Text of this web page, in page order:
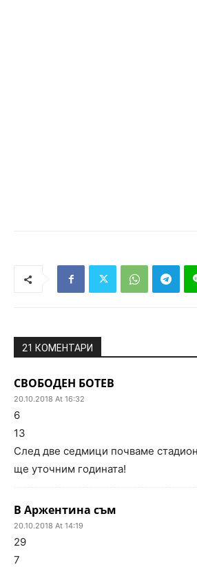
21 КОМЕНТАРИ
СВОБОДЕН БОТЕВ
20.10.2018 At 16:32
6
13
След две седмици почваме
ще уточним годината!
В Аржентина съм
20.10.2018 At 14:19
29
7